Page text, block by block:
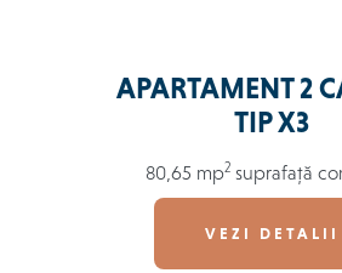
APARTAMENT 2
TIP X3
80,65 mp2 suprafață
VEZI DETALII